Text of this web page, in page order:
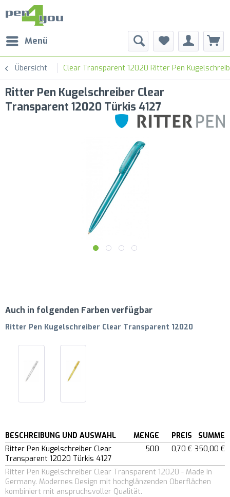
Menü
Übersicht Clear Transparent 12020 Ritter Pen
Ritter Pen Kugelschreiber Clear
Transparent 12020 Türkis 4127
Auch in folgenden Farben verfügbar
Ritter Pen Kugelschreiber Clear Transparent 12020
BESCHREIBUNG UND AUSWAHL MENGE PREIS
SUMME
Ritter Pen Kugelschreiber Clear
Transparent 12020 Türkis 4127
500 0,70 € 350,00 €
Ritter Pen Kugelschreiber Clear Transparent 12020 - Made in
Germany. Modernes Design mit hochglänzenden Oberflächen
kombiniert mit anspruchsvoller Qualität.